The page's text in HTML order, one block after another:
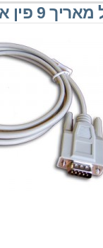
9 פין אורך 10 מטר